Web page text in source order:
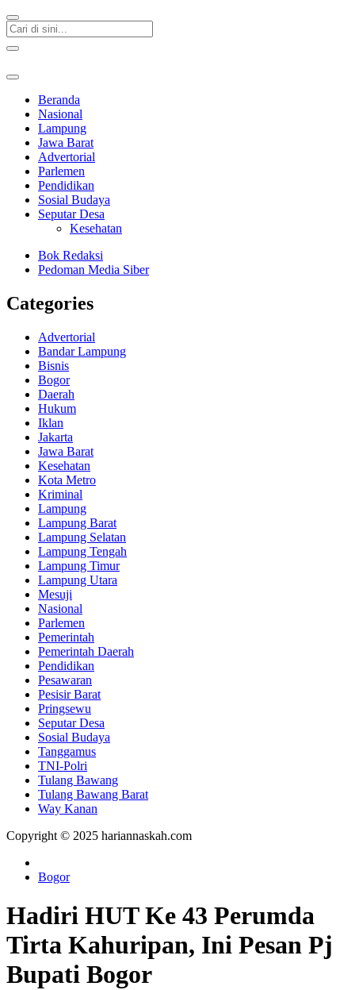
Beranda
Nasional
Lampung
Jawa Barat
Advertorial
Parlemen
Pendidikan
Sosial Budaya
Seputar Desa
Kesehatan
Bok Redaksi
Pedoman Media Siber
Categories
Advertorial
Bandar Lampung
Bisnis
Bogor
Daerah
Hukum
Iklan
Jakarta
Jawa Barat
Kesehatan
Kota Metro
Kriminal
Lampung
Lampung Barat
Lampung Selatan
Lampung Tengah
Lampung Timur
Lampung Utara
Mesuji
Nasional
Parlemen
Pemerintah
Pemerintah Daerah
Pendidikan
Pesawaran
Pesisir Barat
Pringsewu
Seputar Desa
Sosial Budaya
Tanggamus
TNI-Polri
Tulang Bawang
Tulang Bawang Barat
Way Kanan
Copyright © 2025 hariannaskah.com
Bogor
Hadiri HUT Ke 43 Perumda
Tirta Kahuripan, Ini Pesan Pj
Bupati Bogor